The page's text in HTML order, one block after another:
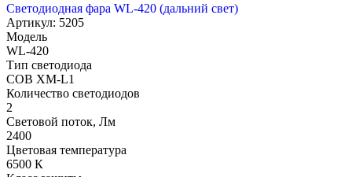
Светодиодная фара WL-420 (дальний свет)
Артикул: 5205
Модель
WL-420
Тип светодиода
COB XM-L1
Количество светодиодов
2
Световой поток, Лм
2400
Цветовая температура
6500 К